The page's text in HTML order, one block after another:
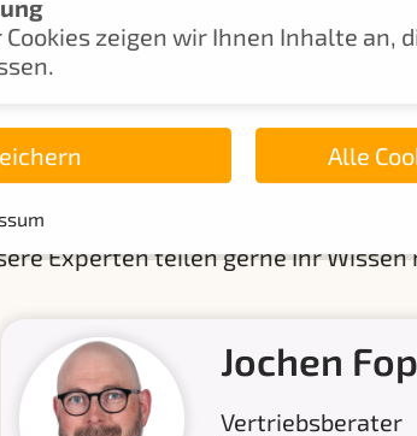
persönlich
Experten teilen gerne Ihr Wissen
Jochen
Vertriebsberater
zeigen wir Ihnen Inhalte an,
Alle